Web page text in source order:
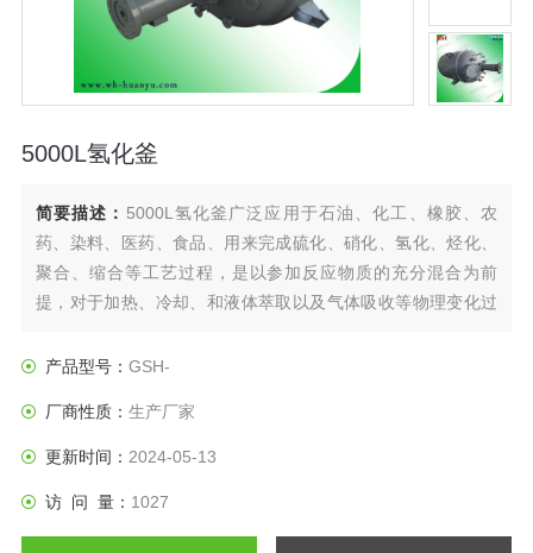
5000L氢化釜
简要描述： 5000L氢化釜广泛应用于石油、化工、橡胶、农
药、染料、医药、食品、用来完成硫化、硝化、氢化、烃化、
聚合、缩合等工艺过程，是以参加反应物质的充分混合为前
提，对于加热、冷却、和液体萃取以及气体吸收等物理变化过
行业理想的所需设备。
产品型号： GSH-
厂商性质： 生产厂家
更新时间： 2024-05-13
访 问 量： 1027